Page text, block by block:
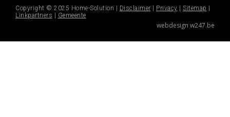
Copyright © 2025 Home-Solution | Disclaimer Privacy Sitemap
Linkpartners
Gemeente
webdesign w247.be